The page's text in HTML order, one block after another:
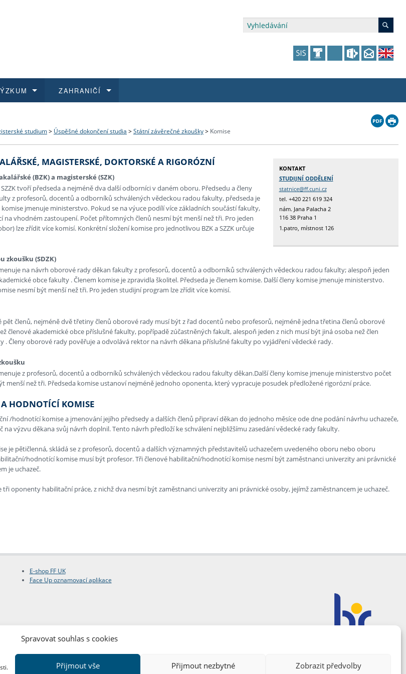
Spravovat souhlas s cookies
Přijmout vše Přijmout nezbytné Zobrazit předvolby
Knihovna
Výběrová řízení
Vydavatelství FF UK
Programy s mikrocertifikátem
Studující se specifickými potřebami
Vědecké ceny a fondy
ZAHRANIČÍ
řízení
Mimofakultní financování výjezdů
studium > Úspěšné dokončení studia > Státní závěrečné zkoušky > Komise
KONTAKT
STUDIJNÍ ODDĚLENÍ
statnice@ff.cuni.cz
tel. +420 221 619 324
nám. Jana Palacha 2
116 38 Praha 1
1.patro, místnost 126
MAGISTERSKÉ, DOKTORSKÉ A RIGORÓZNÍ
(BZK) a magisterské (SZK)
tvoří předseda a nejméně dva další odborníci v daném oboru. Předsedu a členy
z profesorů, docentů a odborníků schválených vědeckou radou fakulty, předseda je
jmenuje ministerstvo. Pokud se na výuce podílí více základních součástí fakulty,
na vhodném zastoupení. Počet přítomných členů nesmí být menší než tři. Pro jeden
lze zřídit více komisí. Konkrétní složení komise pro jednotlivou BZK a SZZK určuje
zkoušku (SDZK)
na návrh oborové rady děkan fakulty z profesorů, docentů a odborníků schválených vědeckou radou fakulty; alespoň jeden
obce fakulty . Členem komise je zpravidla školitel. Předseda je členem komise. Další členy komise jmenuje ministerstvo.
nesmí být menší než tři. Pro jeden studijní program lze zřídit více komisí.
pět členů, nejméně dvě třetiny členů oborové rady musí být z řad docentů nebo profesorů, nejméně jedna třetina členů oborové
členové akademické obce příslušné fakulty, popřípadě zúčastněných fakult, alespoň jeden z nich musí být jiná osoba než člen
. Členy oborové rady pověřuje a odvolává rektor na návrh děkana příslušné fakulty po vyjádření vědecké rady.
z profesorů, docentů a odborníků schválených vědeckou radou fakulty děkan.Další členy komise jmenuje ministerstvo počet
menší než tři. Předseda komise ustanoví nejméně jednoho oponenta, který vypracuje posudek předložené rigorózní práce.
HODNOTÍCÍ KOMISE
/hodnotící komise a jmenování jejího předsedy a dalších členů připraví děkan do jednoho měsíce ode dne podání návrhu uchazeče,
na výzvu děkana svůj návrh doplnil. Tento návrh předloží ke schválení nejbližšímu zasedání vědecké rady fakulty.
je pětičlenná, skládá se z profesorů, docentů a dalších významných představitelů uchazečem uvedeného oboru nebo oboru
hodnotící komise musí být profesor. Tři členové habilitační/hodnotící komise nesmí být zaměstnanci univerzity ani právnické
je uchazeč.
oponenty habilitační práce, z nichž dva nesmí být zaměstnanci univerzity ani právnické osoby, jejímž zaměstnancem je uchazeč.
E-shop FF UK
Face Up oznamovací aplikace